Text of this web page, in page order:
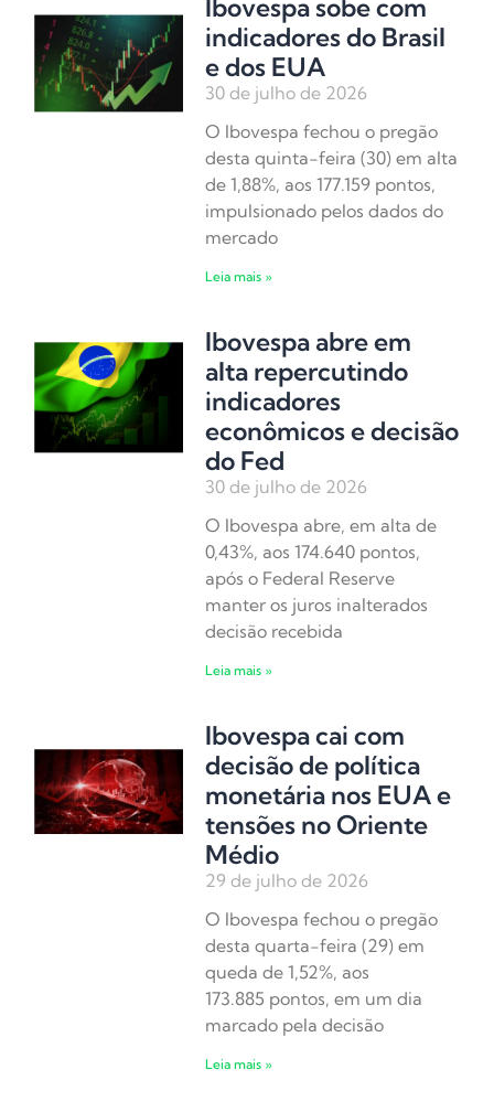
Ibovespa sobe com
indicadores do Brasil
e dos EUA
30 de julho de 2026
O Ibovespa fechou o pregão
desta quinta-feira (30) em alta
de 1,88%, aos 177.159 pontos,
impulsionado pelos dados do
mercado
Leia mais »
Ibovespa abre em
alta repercutindo
indicadores
econômicos e decisão
do Fed
30 de julho de 2026
O Ibovespa abre, em alta de
0,43%, aos 174.640 pontos,
após o Federal Reserve
manter os juros inalterados
decisão recebida
Leia mais »
Ibovespa cai com
decisão de política
monetária nos EUA e
tensões no Oriente
Médio
29 de julho de 2026
O Ibovespa fechou o pregão
desta quarta-feira (29) em
queda de 1,52%, aos
173.885 pontos, em um dia
marcado pela decisão
Leia mais »